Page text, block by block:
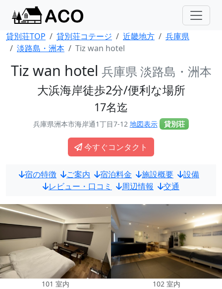
貸別荘TOP 貸別荘コテージ 近畿地方
兵庫県
淡路島・洲本
Tiz wan hotel
Tiz wan hotel 兵庫県 淡路島・洲本
大浜海岸徒歩2分/便利な場所
17名迄
兵庫県洲本市海岸通1丁目7-12 地図表示 貸別荘
今すぐコンタクト
宿の特徴 ご案内 宿泊料金 施設概要
設備
レビュー・口コミ
周辺情報 交通
101 室内 102 室内